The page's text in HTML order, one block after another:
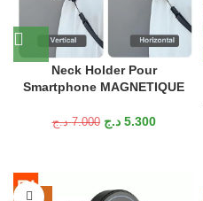
Neck Holder Pour
Smartphone MAGNETIQUE
7.000 د.ج 5.300 د.ج
-28%